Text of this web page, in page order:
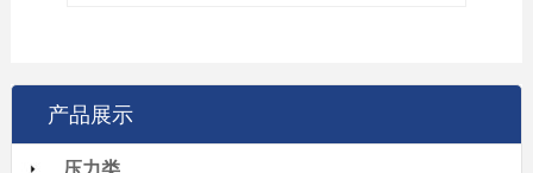
产品展示
压力类